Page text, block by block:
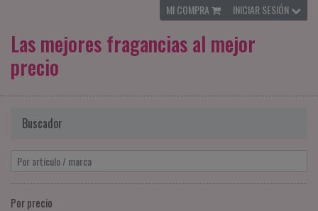
MI COMPRA INICIAR SESIÓN
Las mejores fragancias al mejor
precio
Buscador
Por precio